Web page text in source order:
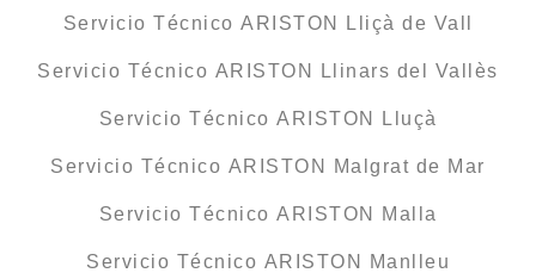
Servicio Técnico ARISTON Lliçà de Vall
Servicio Técnico ARISTON Llinars del Vallès
Servicio Técnico ARISTON Lluçà
Servicio Técnico ARISTON Malgrat de Mar
Servicio Técnico ARISTON Malla
Servicio Técnico ARISTON Manlleu